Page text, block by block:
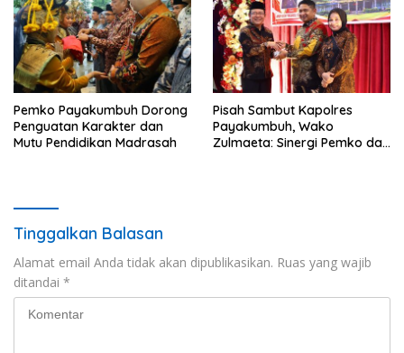
Pemko Payakumbuh Dorong
Penguatan Karakter dan
Mutu Pendidikan Madrasah
Pisah Sambut Kapolres
Payakumbuh, Wako
Zulmaeta: Sinergi Pemko dan
Tinggalkan Balasan
Alamat email Anda tidak akan dipublikasikan. Ruas yang wajib
ditandai *